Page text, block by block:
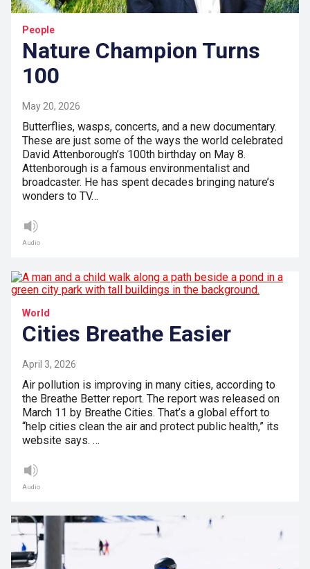
People
Nature Champion Turns
100
May 20, 2026
Butterflies, wasps, concerts, and a new documentary.
These are just some of the ways the world celebrated
David Attenborough’s 100th birthday on May 8.
Attenborough is a famous environmentalist and
broadcaster. He has spent decades bringing nature’s
wonders to TV…
Audio
World
Cities Breathe Easier
April 3, 2026
Air pollution is improving in many cities, according to
the Breathe Better report. The report was released on
March 11 by Breathe Cities. That’s a global effort to
“help cities clean the air and protect public health,” its
website says. …
Audio